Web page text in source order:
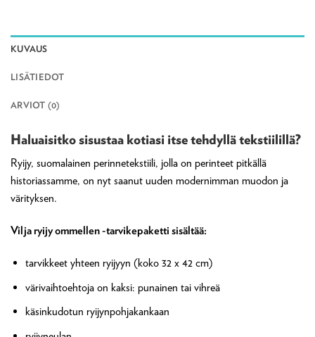
KUVAUS
LISÄTIEDOT
ARVIOT (0)
Haluaisitko sisustaa kotiasi itse tehdyllä tekstiilillä?
Ryijy, suomalainen perinnetekstiili, jolla on perinteet pitkällä
historiassamme, on nyt saanut uuden modernimman muodon ja
värityksen.
Vilja ryijy ommellen -tarvikepaketti sisältää:
tarvikkeet yhteen ryijyyn (koko 32 x 42 cm)
värivaihtoehtoja on kaksi: punainen tai vihreä
käsinkudotun ryijynpohjakankaan